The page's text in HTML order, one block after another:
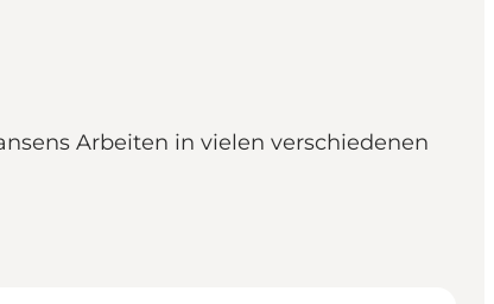
Arbeiten in vielen verschiedenen